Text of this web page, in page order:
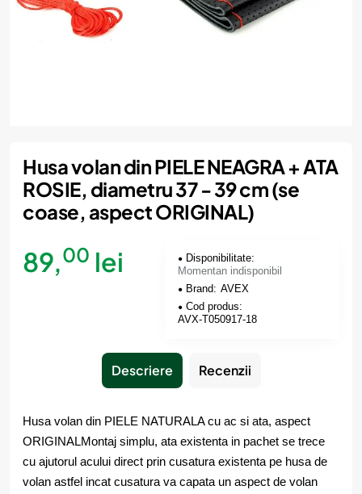
Momentan indisponibil
Husa volan din PIELE NEAGRA + ATA
ROSIE, diametru 37 - 39 cm (se
coase, aspect ORIGINAL)
89,00 lei
Disponibilitate:
Momentan indisponibil
Brand: AVEX
Cod produs:
AVX-T050917-18
Descriere Recenzii
Husa volan din PIELE NATURALA cu ac si ata, aspect
ORIGINALMontaj simplu, ata existenta in pachet se trece
cu ajutorul acului direct prin cusatura existenta pe husa de
volan astfel incat cusatura va capata un aspect de volan